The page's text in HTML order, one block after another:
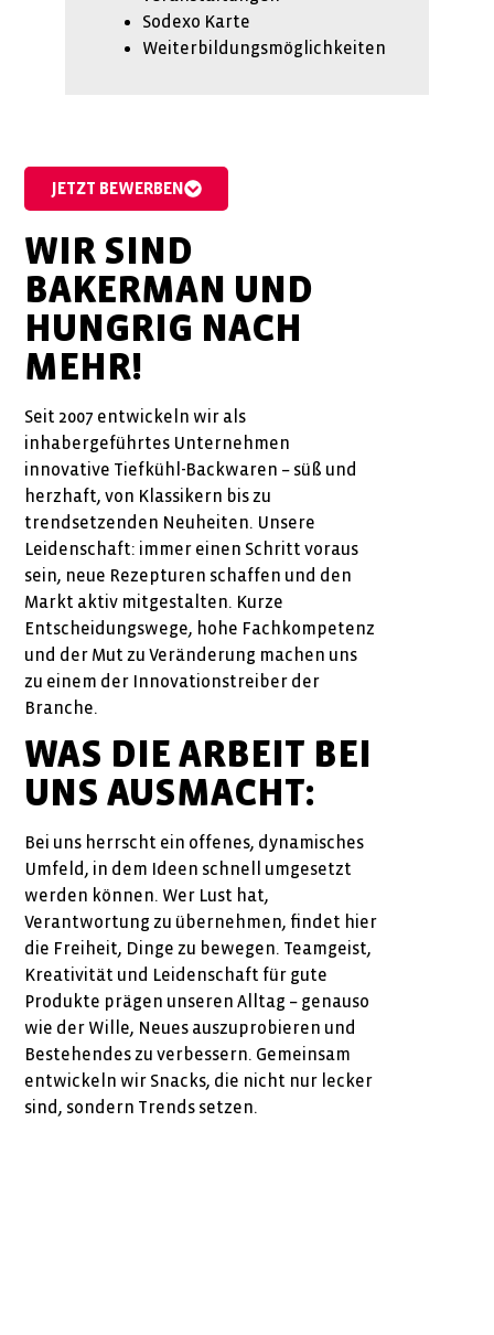
Sodexo Karte
Weiterbildungsmöglichkeiten
JETZT BEWERBEN
WIR SIND
BAKERMAN UND
HUNGRIG NACH
MEHR!
Seit 2007 entwickeln wir als
inhabergeführtes Unternehmen
innovative Tiefkühl-Backwaren – süß und
herzhaft, von Klassikern bis zu
trendsetzenden Neuheiten. Unsere
Leidenschaft: immer einen Schritt voraus
sein, neue Rezepturen schaffen und den
Markt aktiv mitgestalten. Kurze
Entscheidungswege, hohe Fachkompetenz
und der Mut zu Veränderung machen uns
zu einem der Innovationstreiber der
Branche.
WAS DIE ARBEIT BEI
UNS AUSMACHT:
Bei uns herrscht ein offenes, dynamisches
Umfeld, in dem Ideen schnell umgesetzt
werden können. Wer Lust hat,
Verantwortung zu übernehmen, findet hier
die Freiheit, Dinge zu bewegen. Teamgeist,
Kreativität und Leidenschaft für gute
Produkte prägen unseren Alltag – genauso
wie der Wille, Neues auszuprobieren und
Bestehendes zu verbessern. Gemeinsam
entwickeln wir Snacks, die nicht nur lecker
sind, sondern Trends setzen.